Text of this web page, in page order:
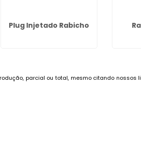
Plug Injetado Rabicho
parcial ou total, mesmo citando